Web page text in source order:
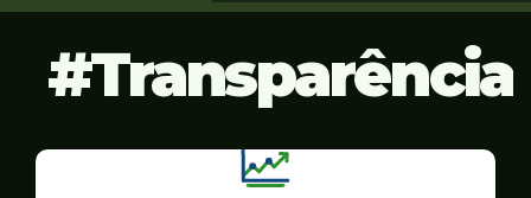
Transparência